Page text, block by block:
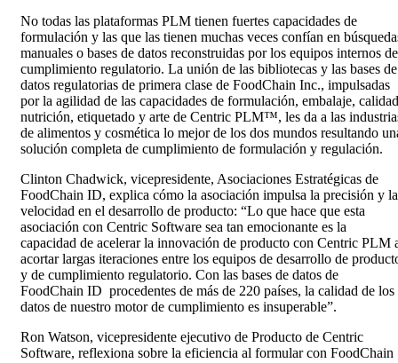
No todas las plataformas PLM tienen fuertes capacidades de
formulación y las que las tienen muchas veces confían en
manuales o bases de datos reconstruidas por los equipos internos de
cumplimiento regulatorio. La unión de las bibliotecas y las bases de
datos regulatorias de primera clase de FoodChain Inc., impulsadas
por la agilidad de las capacidades de formulación, embalaje,
nutrición, etiquetado y arte de Centric PLM™, les da a las
de alimentos y cosmética lo mejor de los dos mundos resultando
solución completa de cumplimiento de formulación y regulación.
Clinton Chadwick, vicepresidente, Asociaciones Estratégicas de
FoodChain ID, explica cómo la asociación impulsa la precisión y la
velocidad en el desarrollo de producto: “Lo que hace que esta
asociación con Centric Software sea tan emocionante es la
capacidad de acelerar la innovación de producto con Centric PLM
acortar largas iteraciones entre los equipos de desarrollo de
y de cumplimiento regulatorio. Con las bases de datos de
FoodChain ID procedentes de más de 220 países, la calidad de los
datos de nuestro motor de cumplimiento es insuperable”.
Ron Watson, vicepresidente ejecutivo de Producto de Centric
Software, reflexiona sobre la eficiencia al formular con FoodChain